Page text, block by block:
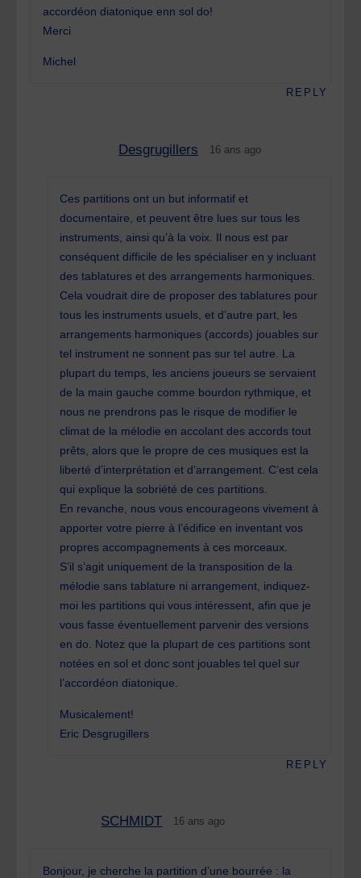
accordéon diatonique enn sol do!
Merci
Michel
REPLY
Desgrugillers 16 ans ago
Ces partitions ont un but informatif et
documentaire, et peuvent être lues sur tous les
instruments, ainsi qu’à la voix. Il nous est par
conséquent difficile de les spécialiser en y incluant
des tablatures et des arrangements harmoniques.
Cela voudrait dire de proposer des tablatures pour
tous les instruments usuels, et d’autre part, les
arrangements harmoniques (accords) jouables sur
tel instrument ne sonnent pas sur tel autre. La
plupart du temps, les anciens joueurs se servaient
de la main gauche comme bourdon rythmique, et
nous ne prendrons pas le risque de modifier le
climat de la mélodie en accolant des accords tout
prêts, alors que le propre de ces musiques est la
liberté d’interprétation et d’arrangement. C’est cela
qui explique la sobriété de ces partitions.
En revanche, nous vous encourageons vivement à
apporter votre pierre à l’édifice en inventant vos
propres accompagnements à ces morceaux.
S’il s’agit uniquement de la transposition de la
mélodie sans tablature ni arrangement, indiquez-
moi les partitions qui vous intéressent, afin que je
vous fasse éventuellement parvenir des versions
en do. Notez que la plupart de ces partitions sont
notées en sol et donc sont jouables tel quel sur
l’accordéon diatonique.
Musicalement!
Eric Desgrugillers
REPLY
SCHMIDT 16 ans ago
Bonjour, je cherche la partition d’une bourrée : la